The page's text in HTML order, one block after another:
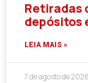
Retiradas
depósitos
LEIA MAIS »
7 de agosto de 2026